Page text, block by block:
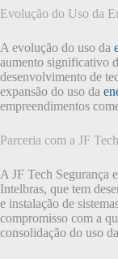
Evolução do Uso da
A evolução do uso da
aumento significativo
desenvolvimento de
expansão do uso da
empreendimentos
Parceria com a JF
A JF Tech Segurança
Intelbras, que tem
e instalação de
compromisso com a
consolidação do uso da